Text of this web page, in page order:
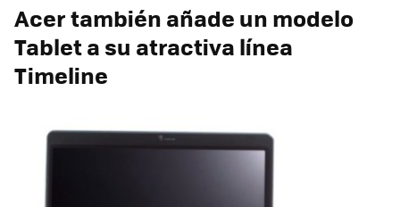
Acer también añade un modelo
Tablet a su atractiva línea
Timeline